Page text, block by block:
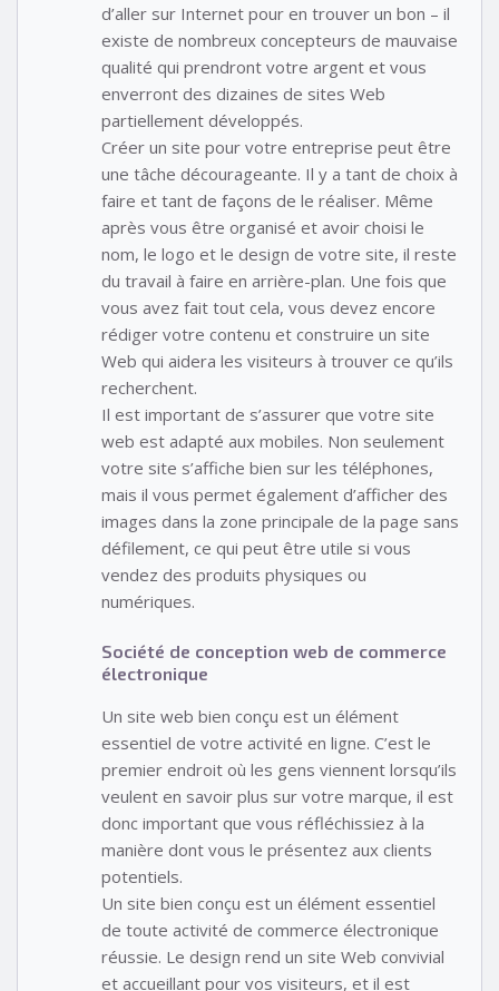
d’aller sur Internet pour en trouver un bon – il
existe de nombreux concepteurs de mauvaise
qualité qui prendront votre argent et vous
enverront des dizaines de sites Web
partiellement développés.
Créer un site pour votre entreprise peut être
une tâche décourageante. Il y a tant de choix à
faire et tant de façons de le réaliser. Même
après vous être organisé et avoir choisi le
nom, le logo et le design de votre site, il reste
du travail à faire en arrière-plan. Une fois que
vous avez fait tout cela, vous devez encore
rédiger votre contenu et construire un site
Web qui aidera les visiteurs à trouver ce qu’ils
recherchent.
Il est important de s’assurer que votre site
web est adapté aux mobiles. Non seulement
votre site s’affiche bien sur les téléphones,
mais il vous permet également d’afficher des
images dans la zone principale de la page sans
défilement, ce qui peut être utile si vous
vendez des produits physiques ou
numériques.
Société de conception web de commerce
électronique
Un site web bien conçu est un élément
essentiel de votre activité en ligne. C’est le
premier endroit où les gens viennent lorsqu’ils
veulent en savoir plus sur votre marque, il est
donc important que vous réfléchissiez à la
manière dont vous le présentez aux clients
potentiels.
Un site bien conçu est un élément essentiel
de toute activité de commerce électronique
réussie. Le design rend un site Web convivial
et accueillant pour vos visiteurs, et il est